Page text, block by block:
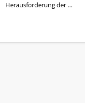
Herausforderung der …